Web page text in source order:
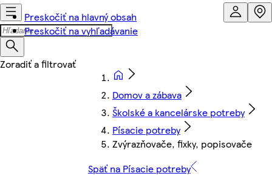
Preskočiť na hlavný obsah
Preskočiť na vyhľadávanie
Domov a zábava
Školské a kancelárske potreby
Písacie potreby
Zvýrazňovače, fixky, popisovače
Späť na Písacie potreby